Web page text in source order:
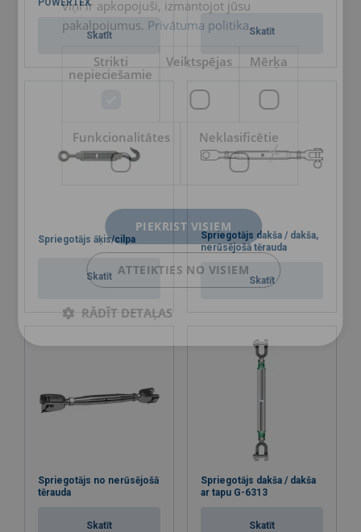
Skatīt Skatīt
Spriegotājs āķis/cilpa
Skatīt
Spriegotājs dakša / dakša,
nerūsējošā tērauda
Skatīt
Spriegotājs no nerūsējošā
tērauda
Skatīt
Spriegotājs dakša / dakša
ar tapu G-6313
Skatīt
viņi ir apkopojuši, izmantojot jūsu
pakalpojumus. Privātuma politika
Strikti
nepieciešamie
Veiktspējas Mērķa
Funkcionalitātes Neklasificētie
PIEKRIST VISIEM
ATTEIKTIES NO VISIEM
RĀDĪT DETAĻAS